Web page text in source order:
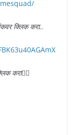
क्लिक करा..
करा👇🏻